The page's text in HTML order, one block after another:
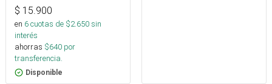
$ 15.900
en 6cuotas de $2.650sin
interés
ahorras $640 por
transferencia.
Disponible